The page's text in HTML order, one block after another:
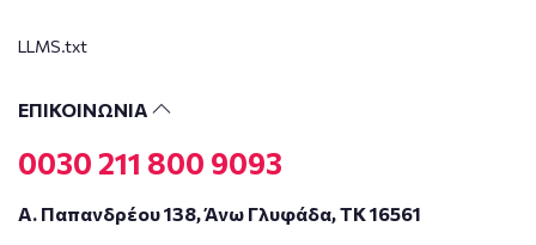
LLMS.txt
ΕΠΙΚΟΙΝΩΝΙΑ
0030 211 800 9093
Α. Παπανδρέου 138, Άνω Γλυφάδα, ΤΚ 16561